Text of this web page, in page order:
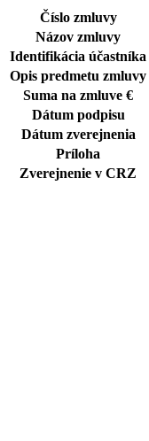
Číslo zmluvy
Názov zmluvy
Identifikácia účastníka
Opis predmetu zmluvy
Suma na zmluve €
Dátum podpisu
Dátum zverejnenia
Príloha
Zverejnenie v CRZ